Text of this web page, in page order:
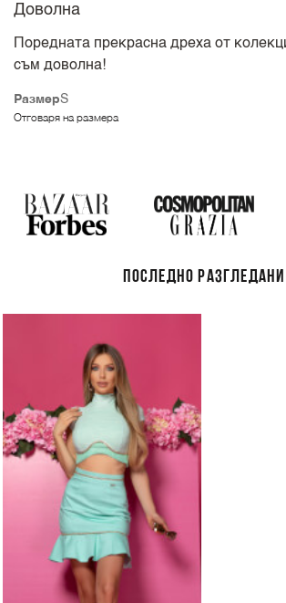
РазмерS
Отговаря на размера
Доволна
Поредната прекрасна дреха от
съм доволна!
ПОСЛЕДНО РАЗГЛЕДАНИ